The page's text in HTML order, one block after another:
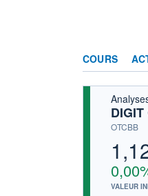
COURS
OTCBB
VALEUR